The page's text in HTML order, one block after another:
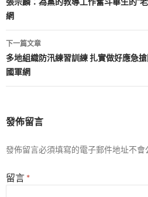
導
覽
網
下一篇文章
多地組織防汛練習訓練 扎實做好應急
國軍網
發佈留言
發佈留言必須填寫的電子郵件地址不會
留言 *